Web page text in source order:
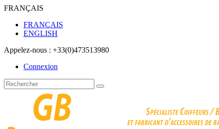
FRANÇAIS
FRANÇAIS
ENGLISH
Appelez-nous : +33(0)473513980
Connexion